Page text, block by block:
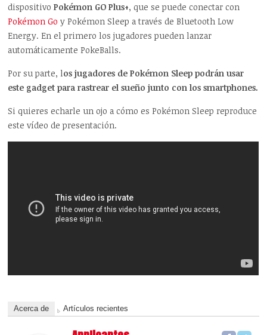
dispositivoPokémon GO Plus+, que se puede conectar con
Pokémon Go y Pokémon Sleep a través de Bluetooth Low
Energy. En el primero los jugadores pueden lanzar
automáticamente PokeBalls.
Por su parte, los jugadores de Pokémon Sleep podrán usar
este gadget para rastrear el sueño junto con los smartphones.
Si quieres echarle un ojo a cómo es Pokémon Sleep reproduce
este vídeo de presentación.
Acerca de Artículos recientes